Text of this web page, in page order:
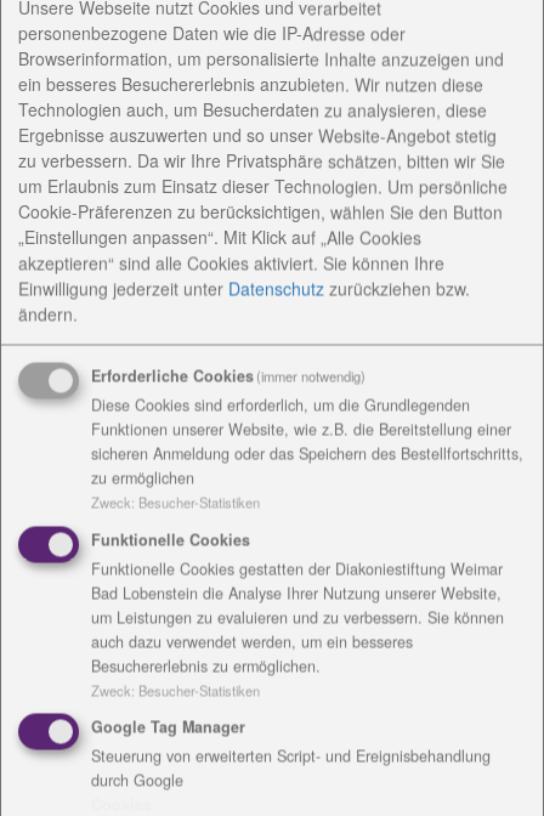
lebendig und das wird mittlerweile schon traditionell
gefeiert.
Festrede von Margot Käßmann
Nach der Begrüßung von Superintendent Henrich
Herbst und Grußworten von Weimars
Oberbürgermeister Stefan Wolf sowie der
stellvertretenden Thüringer Ministerpräsidentin
Heike Taubert, gab es eine Festrede. Als Gast war
Prof. Dr. Dr. Margot Käßmann, Botschafterin des
Rates der EKD für das Reformationsjahr 2017, nach
Weimar gekommen. Als Aufbruch will Margot
Käßmann das Reformationsjubiläum verstanden
wissen. Sie versuchte Mut zu machen zu
Reformbereitschaft in Gesellschaft und Kirche.
"Keine Angst vor Veränderung!" rief sie in die voll
besetzte Stadtkirche. Mit Verweis auf Luther
forderte Käßmann evangelische Christen auf, sich
einzumischen. Die Trennung von Staat und Kirche
bedeute nicht, ängstlich zu werden. "Nur wenn wir
den offenen, respektvollen Streit um die Wahrheit
wagen, sind wir zukunftsfähig." Streitbarer
christlicher Glaube sei ebenso reformatorisches Erbe
wie freies Denken. Käßmann sprach sich für einen
wachen kritischen Geist der Christen aus: "Auch
Unsere Webseite nutzt Cookies und verarbeitet
personenbezogene Daten wie die IP-Adresse oder
Browserinformation, um personalisierte Inhalte anzuzeigen und
ein besseres Besuchererlebnis anzubieten. Wir nutzen diese
Technologien auch, um Besucherdaten zu analysieren, diese
Ergebnisse auszuwerten und so unser Website-Angebot stetig
zu verbessern. Da wir Ihre Privatsphäre schätzen, bitten wir Sie
um Erlaubnis zum Einsatz dieser Technologien. Um persönliche
Cookie-Präferenzen zu berücksichtigen, wählen Sie den Button
„Einstellungen anpassen“. Mit Klick auf „Alle Cookies
akzeptieren“ sind alle Cookies aktiviert. Sie können Ihre
Einwilligung jederzeit unter Datenschutz zurückziehen bzw.
ändern.
Erforderliche Cookies(immer notwendig)
Diese Cookies sind erforderlich, um die Grundlegenden
Funktionen unserer Website, wie z.B. die Bereitstellung einer
sicheren Anmeldung oder das Speichern des Bestellfortschritts,
zu ermöglichen
Zweck: Besucher-Statistiken
Funktionelle Cookies
Funktionelle Cookies gestatten der Diakoniestiftung Weimar
Bad Lobenstein die Analyse Ihrer Nutzung unserer Website,
um Leistungen zu evaluieren und zu verbessern. Sie können
auch dazu verwendet werden, um ein besseres
Besuchererlebnis zu ermöglichen.
Zweck: Besucher-Statistiken
Google Tag Manager
Steuerung von erweiterten Script- und Ereignisbehandlung
durch Google